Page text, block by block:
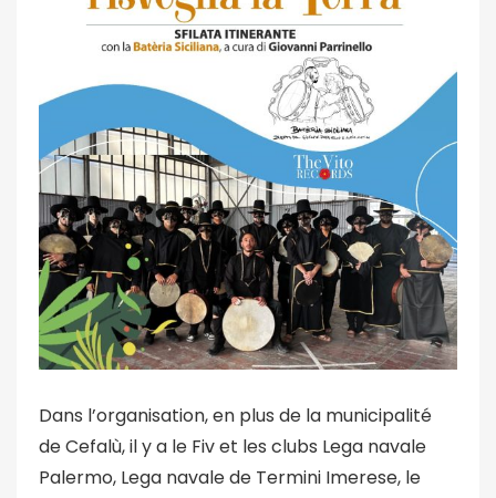
Dans l’organisation, en plus de la municipalité
de Cefalù, il y a le Fiv et les clubs Lega navale
Palermo, Lega navale de Termini Imerese, le